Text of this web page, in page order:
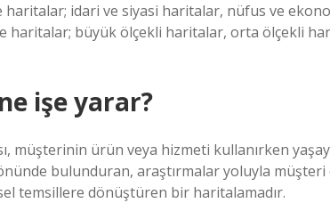
haritalar; idari ve siyasi haritalar, nüfus ve
haritalar; büyük ölçekli haritalar, orta ölçekli
işe yarar?
müşterinin ürün veya hizmeti kullanırken
bulunduran, araştırmalar yoluyla
temsillere dönüştüren bir haritalamadır.